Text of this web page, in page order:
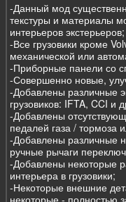
-Данный мод
текстуры и материалы
интерьеров экстерьеров;
-Все грузовики кроме
механической или
-Приборные панели со
-Совершенно новые,
-Добавлены различные
грузовиков: IFTA, CCI и
-Добавлены
педалей газа / тормоза
-Добавлены различные
ручные рычаги
-Добавлены некоторые
интерьера в грузовики;
-Некоторые внешние